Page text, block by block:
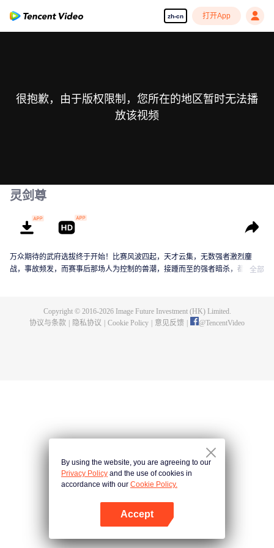
zh-cn 打开App
很抱歉，由于版权限制，您所在的地区暂时无法播
放该视频
灵剑尊
万众期待的武府选拔终于开始！比赛风波四起，天才云集，无数强者激烈鏖
战，事故频发，而赛事后那场人为控制的兽潮，接踵而至的强者暗杀，都显示
全部
Copyright © 2016-2026Image Future Investment (HK) Limited.
协议与条款
隐私协议 Cookie Policy 意见反馈 @TencentVideo
By using the website, you are agreeing to our
Privacy Policy and the use of cookies in
accordance with our Cookie Policy.
Accept